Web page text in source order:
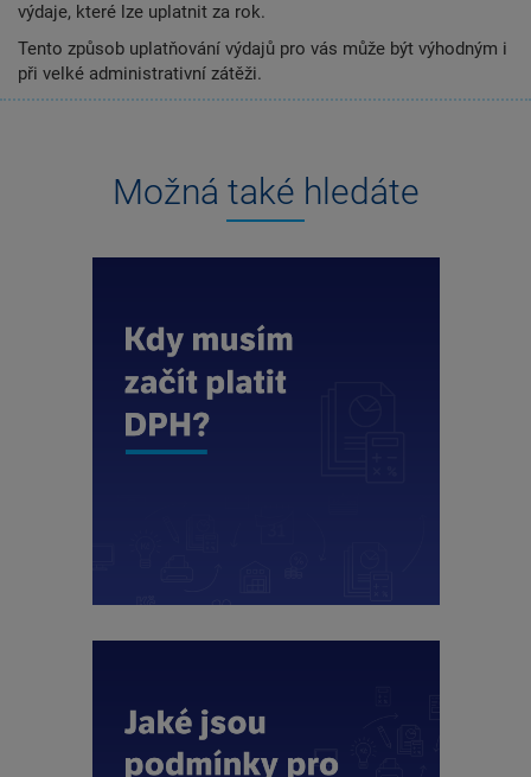
výdaje, které lze uplatnit za rok.
Tento způsob uplatňování výdajů pro vás může být výhodným i
při velké administrativní zátěži.
Možná také hledáte